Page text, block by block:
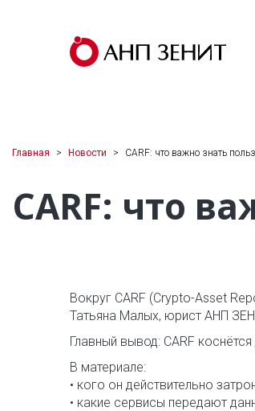
Главная Новости CARF: что важно знать
CARF: что
Вокруг CARF (Crypto-Asset
Татьяна Малых, юрист АНП
Главный вывод: CARF
В материале:
• кого он действительно
• какие сервисы передают